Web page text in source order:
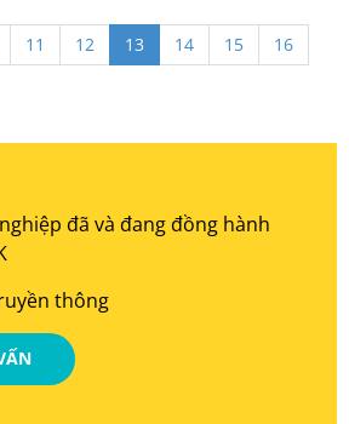
11 12 13 14 15
16
đã và đang đồng hành
thông